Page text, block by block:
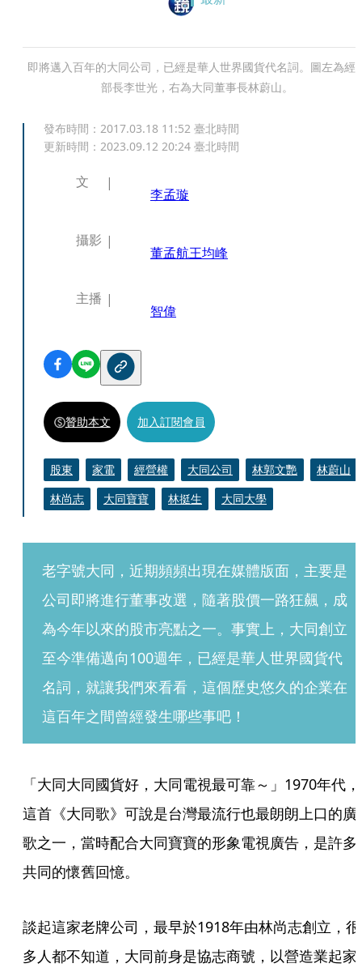
即將邁入百年的大同公司，已經是華人世界國貨代名詞。圖左為經
部長李世光，右為大同董事長林蔚山。
發布時間： 2017.03.18 11:52 臺北時間
更新時間： 2023.09.12 20:24 臺北時間
文
李孟璇
攝影
董孟航王均峰
主播
智偉
贊助本文 加入訂閱會員
股東 家電 經營權 大同公司 林郭文艷
林蔚山
林尚志
大同寶寶 林挺生 大同大學
老字號大同，近期頻頻出現在媒體版面，主要是
公司即將進行董事改選，隨著股價一路狂飆，成
為今年以來的股市亮點之一。事實上，大同創立
至今準備邁向100週年，已經是華人世界國貨代
名詞，就讓我們來看看，這個歷史悠久的企業在
這百年之間曾經發生哪些事吧！
「大同大同國貨好，大同電視最可靠～」1970年代，
這首《大同歌》可說是台灣最流行也最朗朗上口的廣
歌之一，當時配合大同寶寶的形象電視廣告，是許多
共同的懷舊回憶。
談起這家老牌公司，最早於1918年由林尚志創立，很
多人都不知道，大同前身是協志商號，以營造業起家